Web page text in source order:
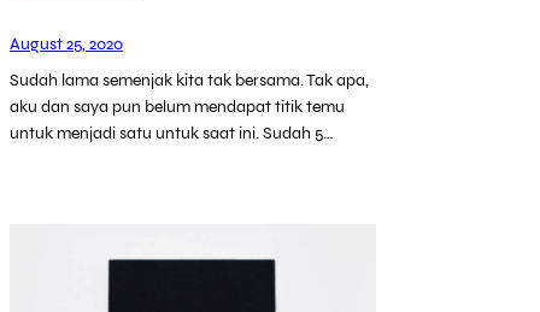
August 25, 2020
Sudah lama semenjak kita tak bersama. Tak apa,
aku dan saya pun belum mendapat titik temu
untuk menjadi satu untuk saat ini. Sudah 5…